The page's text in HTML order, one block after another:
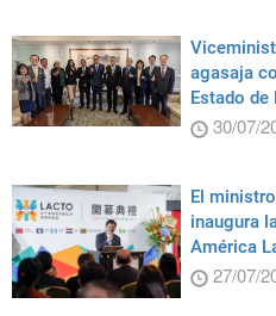
agasaja
Estado de
30/07/
El
inaugura
América
27/07/